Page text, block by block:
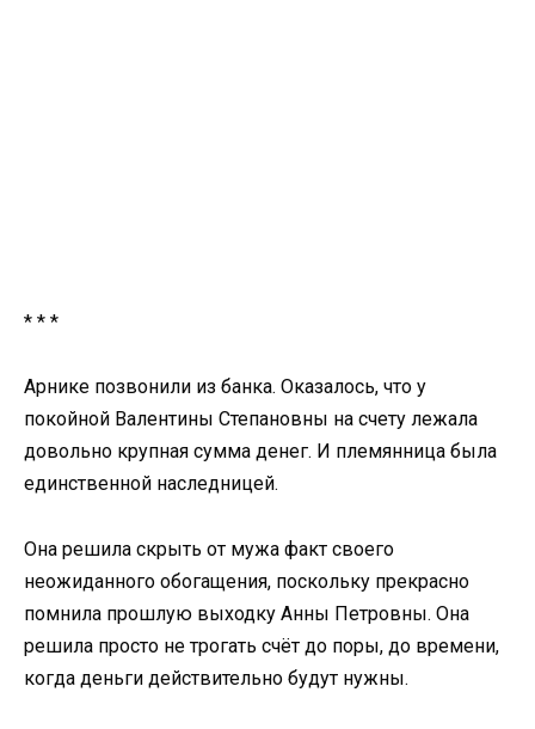
* * *
Арнике позвонили из банка. Оказалось, что у
покойной Валентины Степановны на счету лежала
довольно крупная сумма денег. И племянница была
единственной наследницей.
Она решила скрыть от мужа факт своего
неожиданного обогащения, поскольку прекрасно
помнила прошлую выходку Анны Петровны. Она
решила просто не трогать счёт до поры, до времени,
когда деньги действительно будут нужны.